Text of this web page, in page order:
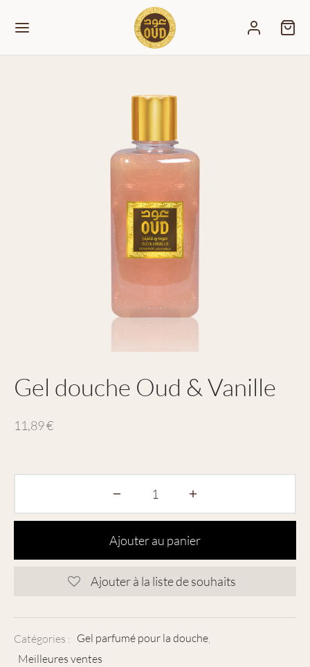
Gel douche Oud & Vanille
11,89€
Ajouter au panier
Ajouter à la liste de souhaits
Catégories : Gel parfumé pour la douche
Meilleures ventes